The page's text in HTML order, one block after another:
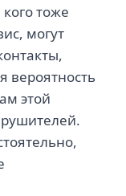
тоже
могут
вероятность
этой